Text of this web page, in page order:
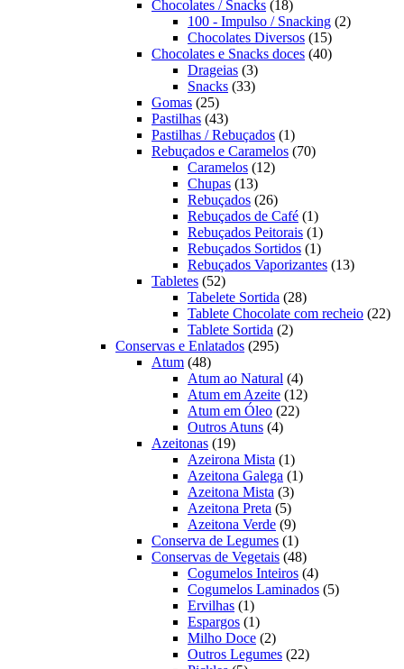
produtos
Chocolates / Snacks 1818
produtos
100 - Impulso / Snacking 22
Chocolates Diversos 1515
produtos
Chocolates e Snacks doces 4040
Drageias 33
produtos
Snacks 3333
Gomas 2525
produtos
Pastilhas 4343
produtos
Pastilhas / Rebuçados 11
produto
Rebuçados e Caramelos 7070
Caramelos 1212
Chupas 1313
produtos
Rebuçados 2626
produtos
Rebuçados de Café 11
produto
Rebuçados Peitorais 11
produto
Rebuçados Sortidos 11
produto
Rebuçados Vaporizantes 1313
Tabletes 5252
produtos
Tabelete Sortida 2828
produtos
Tablete Chocolate com recheio 2222
Tablete Sortida 22
Conservas e Enlatados 295295
Atum 4848
produtos
Atum ao Natural 44
produtos
Atum em Azeite 1212
Atum em Óleo 2222
Outros Atuns 44
Azeitonas 1919
produtos
Azeirona Mista 11
produto
Azeitona Galega 11
Azeitona Mista 33
produtos
Azeitona Preta 55
produtos
Azeitona Verde 99
produtos
Conserva de Legumes 11
produto
Conservas de Vegetais 4848
produtos
Cogumelos Inteiros 44
produtos
Cogumelos Laminados 55
Ervilhas 11
produto
Espargos 11
produto
Milho Doce 22
produtos
Outros Legumes 2222